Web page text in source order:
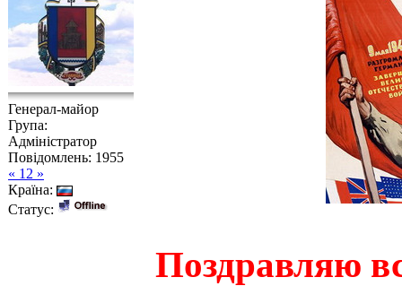
Генерал-майор
Група:
Адміністратор
Повідомлень: 1955
« 12 »
Країна:
Статус:
Поздравляю